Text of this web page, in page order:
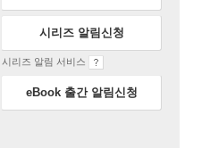
시리즈 알림신청
시리즈 알림 서비스
eBook 출간 알림신청